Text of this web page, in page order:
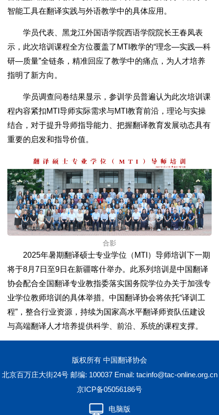
智能工具在翻译实践与外语教学中的具体应用。
学员代表、黑龙江外国语学院西语学院院长王春凤表
示，此次培训课程全方位覆盖了MTI教学的“理念—实践—科
研—质量”全链条，精准回应了教学中的痛点，为人才培养
指明了新方向。
学员调查问卷结果显示，参训学员普遍认为此次培训课
程内容紧扣MTI导师实际需求与MTI教育前沿，理论与实操
结合，对于提升导师指导能力、把握翻译教育发展动态具有
重要的启发和指导价值。
合影
2025年暑期翻译硕士专业学位（MTI）导师培训下一期
将于8月7日至9日在新疆喀什举办。此系列培训是中国翻译
协会配合全国翻译专业教指委落实国务院学位办关于加强专
业学位教师培训的具体举措。中国翻译协会将依托“译训工
程”，整合行业资源，持续为国家高水平翻译师资队伍建设
与高端翻译人才培养提供科学、前沿、系统的课程支撑。
版权所有 中国翻译协会
北京百万庄大街24号 邮编: 100037 Email: tacinfo@tac-online.org.cn
京ICP备05056186号
电脑版